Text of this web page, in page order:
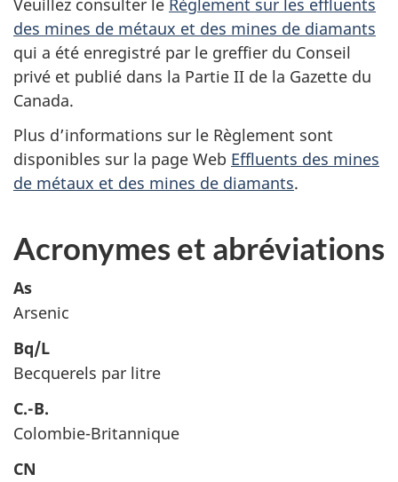
Veuillez consulter le Règlement sur les effluents
des mines de métaux et des mines de diamants
qui a été enregistré par le greffier du Conseil
privé et publié dans la Partie II de la Gazette du
Canada.
Plus d’informations sur le Règlement sont
disponibles sur la page Web Effluents des mines
de métaux et des mines de diamants.
Acronymes et abréviations
As
Arsenic
Bq/L
Becquerels par litre
C.-B.
Colombie-Britannique
CN